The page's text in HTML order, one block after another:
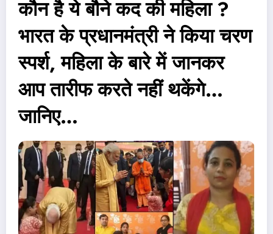
कौन है ये बौने कद की महिला ?
भारत के प्रधानमंत्री ने किया चरण
स्पर्श, महिला के बारे में जानकर
आप तारीफ करते नहीं थकेंगे…
जानिए…